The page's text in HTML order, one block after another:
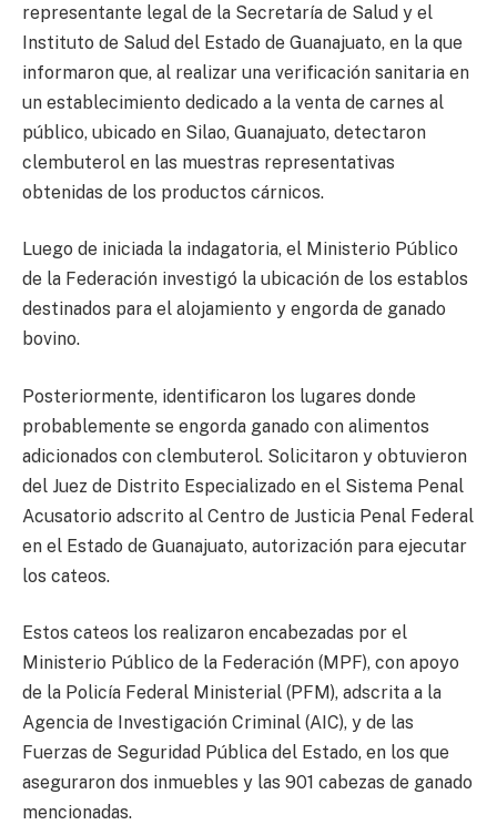
representante legal de la Secretaría de Salud y el
Instituto de Salud del Estado de Guanajuato, en la que
informaron que, al realizar una verificación sanitaria en
un establecimiento dedicado a la venta de carnes al
público, ubicado en Silao, Guanajuato, detectaron
clembuterol en las muestras representativas
obtenidas de los productos cárnicos.
Luego de iniciada la indagatoria, el Ministerio Público
de la Federación investigó la ubicación de los establos
destinados para el alojamiento y engorda de ganado
bovino.
Posteriormente, identificaron los lugares donde
probablemente se engorda ganado con alimentos
adicionados con clembuterol. Solicitaron y obtuvieron
del Juez de Distrito Especializado en el Sistema Penal
Acusatorio adscrito al Centro de Justicia Penal Federal
en el Estado de Guanajuato, autorización para ejecutar
los cateos.
Estos cateos los realizaron encabezadas por el
Ministerio Público de la Federación (MPF), con apoyo
de la Policía Federal Ministerial (PFM), adscrita a la
Agencia de Investigación Criminal (AIC), y de las
Fuerzas de Seguridad Pública del Estado, en los que
aseguraron dos inmuebles y las 901 cabezas de ganado
mencionadas.